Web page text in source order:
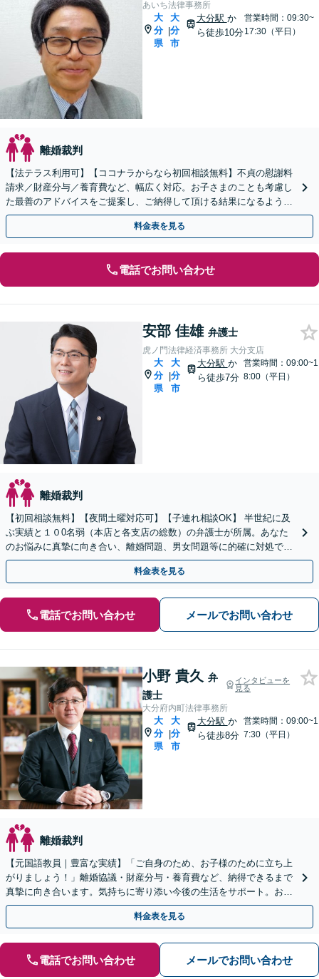
あいち法律事務所
大
分
県
|
大
分
市
大分駅 か
ら徒歩10分
営業時間：09:30~
17:30（平日）
離婚裁判
【法テラス利用可】【ココナラからなら初回相談無料】不貞の慰謝料
請求／財産分与／養育費など、幅広く対応。お子さまのことも考慮し
た最善のアドバイスをご提案し、ご納得して頂ける結果になるよう尽
力いたします。【完全個室】【お子様連れの相談歓迎】
料金表を見る
電話でお問い合わせ
安部 佳雄 弁護士
虎ノ門法律経済事務所 大分支店
大
分
県
|
大
分
市
大分駅 か
ら徒歩7分
営業時間：09:00~1
8:00（平日）
離婚裁判
【初回相談無料】【夜間土曜対応可】【子連れ相談OK】 半世紀に及
ぶ実績と１０0名弱（本店と各支店の総数）の弁護士が所属。あなた
のお悩みに真摯に向き合い、離婚問題、男女問題等に的確に対処でき
る弁護士が迅速な解決を目指します。
料金表を見る
電話でお問い合わせ メールでお問い合わせ
小野 貴久 弁
護士
インタビューを
見る
大分府内町法律事務所
大
分
県
|
大
分
市
大分駅 か
ら徒歩8分
営業時間：09:00~1
7:30（平日）
離婚裁判
【元国語教員｜豊富な実績】「ご自身のため、お子様のために立ち上
がりましょう！」離婚協議・財産分与・養育費など、納得できるまで
真摯に向き合います。気持ちに寄り添い今後の生活をサポート。お気
軽にご相談を【初回相談無料｜土日夜間相談｜大分駅9分】
料金表を見る
電話でお問い合わせ メールでお問い合わせ